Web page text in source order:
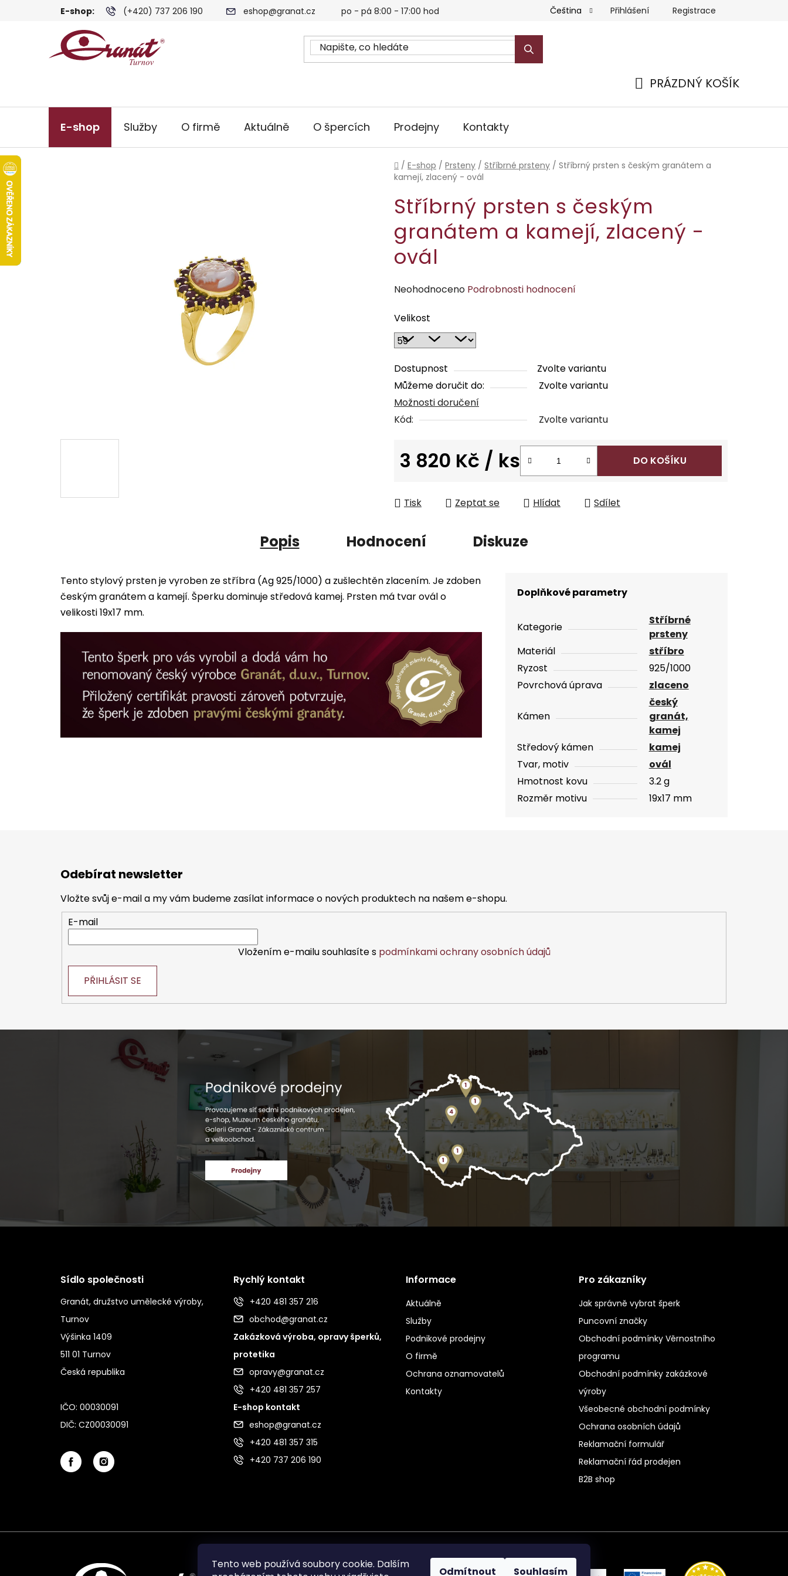
Tento web používá soubory cookie. Dalším
Odmítnout Souhlasím
E-shop: (+420) 737 206 190 eshop@granat.cz po - pá 8:00 - 17:00 hod Čeština Přihlášení Registrace
PRÁZDNÝ KOŠÍK
E-shop Služby O firmě Aktuálně O špercích Prodejny Kontakty
Domů
/ E-shop / Prsteny / Stříbrné prsteny / Stříbrný prsten s českým granátem a
kamejí, zlacený - ovál
Stříbrný prsten s českým
granátem a kamejí, zlacený -
ovál
Průměrné
produktu
je
0,0
z
5
hvězdiček.
Neohodnoceno Podrobnosti hodnocení
Velikost
Dostupnost
Zvolte variantu
Můžeme doručit do:
Zvolte variantu
Možnosti doručení
Kód:
Zvolte variantu
3 820 Kč / ks DO KOŠÍKU
Tisk Zeptat se Hlídat Sdílet
Popis Hodnocení Diskuze
Tento stylový prsten je vyroben ze stříbra (Ag 925/1000) a zušlechtěn zlacením. Je zdoben
českým granátem a kamejí. Šperku dominuje středová kamej. Prsten má tvar ovál o
velikosti 19x17 mm.
Doplňkové parametry
Kategorie
Stříbrné
prsteny
Materiál
stříbro
Ryzost
925/1000
Povrchová úprava
zlaceno
Kámen
český
granát,
kamej
Středový kámen
kamej
Tvar, motiv
ovál
Hmotnost kovu
3.2 g
Rozměr motivu
19x17 mm
Odebírat newsletter
Vložte svůj e-mail a my vám budeme zasílat informace o nových produktech na našem e-shopu.
E-mail
Vložením e-mailu souhlasíte s podmínkami ochrany osobních údajů
PŘIHLÁSIT SE
Sídlo společnosti
Granát, družstvo umělecké výroby,
Turnov
Výšinka 1409
511 01 Turnov
Česká republika
IČO: 00030091
DIČ: CZ00030091
Rychlý kontakt
+420 481 357 216
obchod@granat.cz
Zakázková výroba, opravy šperků,
protetika
opravy@granat.cz
+420 481 357 257
E-shop kontakt
eshop@granat.cz
+420 481 357 315
+420 737 206 190
Informace
Aktuálně
Služby
Podnikové prodejny
O firmě
Ochrana oznamovatelů
Kontakty
Pro zákazníky
Jak správně vybrat šperk
Puncovní značky
Obchodní podmínky Věrnostního
programu
Obchodní podmínky zakázkové
výroby
Všeobecné obchodní podmínky
Ochrana osobních údajů
Reklamační formulář
Reklamační řád prodejen
B2B shop